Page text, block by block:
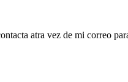
atra vez de mi correo